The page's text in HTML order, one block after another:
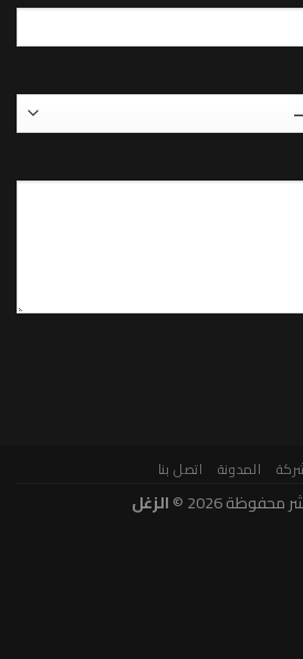
اتصل بنا
الزغل